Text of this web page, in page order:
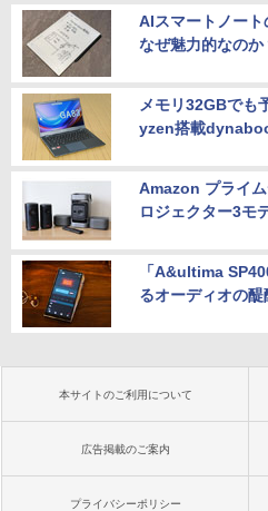
AIスマートノー
なぜ魅力的なのか
メモリ32GBでも
yzen搭載
Amazon プライ
ロジェクター3モ
「A&ultima
るオーディオの醍
本サイトのご利用について
広告掲載のご案内
プライバシーポリシー